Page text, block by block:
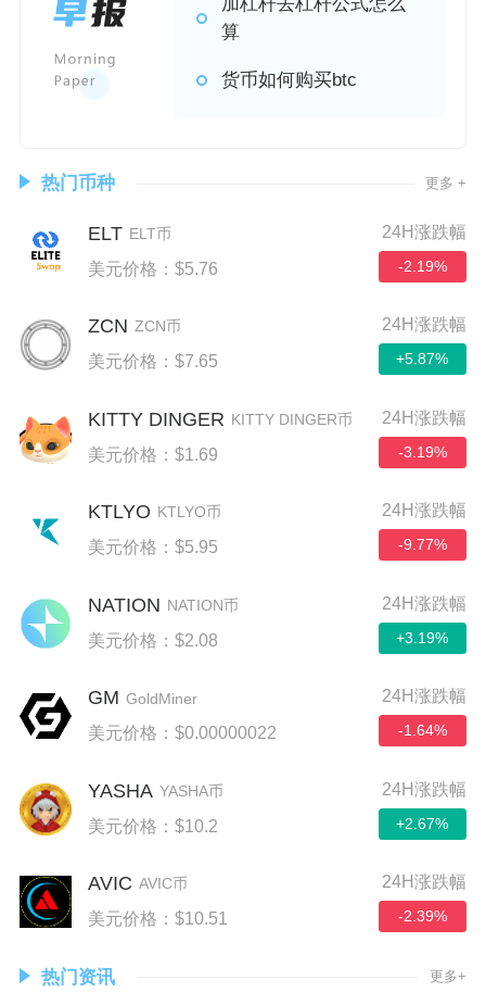
加杠杆去杠杆公式怎么
算
货币如何购买btc
热门币种 更多 +
ELT ELT币
美元价格：$5.76
24H涨跌幅
-2.19%
ZCN ZCN币
美元价格：$7.65
24H涨跌幅
+5.87%
KITTY DINGER KITTY DINGER币
美元价格：$1.69
24H涨跌幅
-3.19%
KTLYO KTLYO币
美元价格：$5.95
24H涨跌幅
-9.77%
NATION NATION币
美元价格：$2.08
24H涨跌幅
+3.19%
GM GoldMiner
美元价格：$0.00000022
24H涨跌幅
-1.64%
YASHA YASHA币
美元价格：$10.2
24H涨跌幅
+2.67%
AVIC AVIC币
美元价格：$10.51
24H涨跌幅
-2.39%
热门资讯 更多+